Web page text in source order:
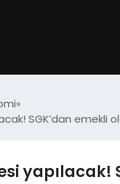
SGK’dan emekli
yapılacak!